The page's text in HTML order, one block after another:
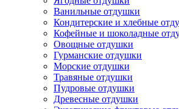
Ванильные отдушки
Кондитерские и хлебные
Кофейные и шоколадные
Овощные отдушки
Гурманские отдушки
Морские отдушки
Травяные отдушки
Пудровые отдушки
Древесные отдушки